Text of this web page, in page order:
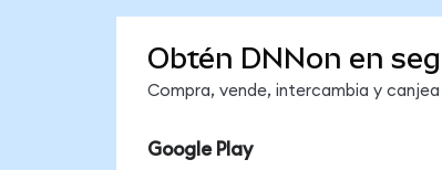
Obtén DNNon en
Compra, vende, intercambia y
Google Play